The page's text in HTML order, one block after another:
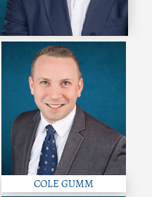
COLE GUMM